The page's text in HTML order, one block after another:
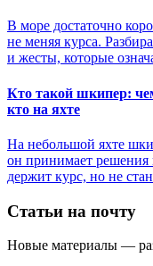
В море достаточно
не меняя курса.
и жесты, которые
Кто такой шкипер:
кто на яхте
На небольшой яхте
он принимает решения
держит курс, но не
Статьи на почту
Новые материалы —